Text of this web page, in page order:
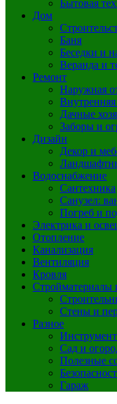
Бытовая
Дом
Баня
Беседки и
Веранда и
Ремонт
Наружная
Дачные
Заборы и
Дизайн
Декор и
Водоснабжение
Сантехника
Санузел:
Погреб и
Электрика и
Отопление
Канализация
Вентиляция
Кровля
Стройматериалы
Стены и
Разное
Сад и
Полезные
Гараж